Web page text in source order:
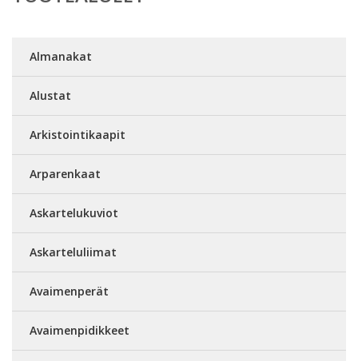
Almanakat
Alustat
Arkistointikaapit
Arparenkaat
Askartelukuviot
Askarteluliimat
Avaimenperät
Avaimenpidikkeet